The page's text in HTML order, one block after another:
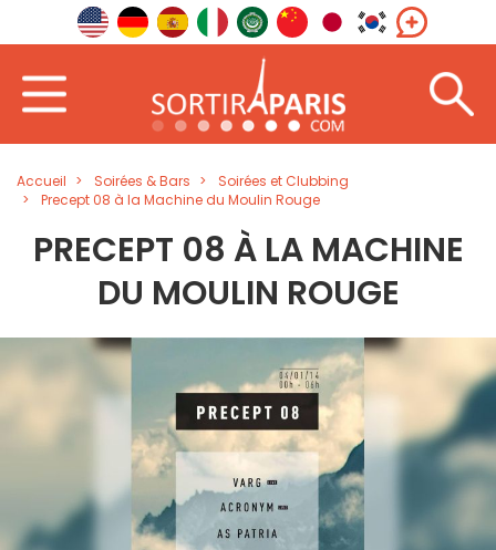
Accueil Soirées & Bars
Soirées et Clubbing
Precept 08 à la Machine du Moulin Rouge
PRECEPT 08 À LA MACHINE
DU MOULIN ROUGE